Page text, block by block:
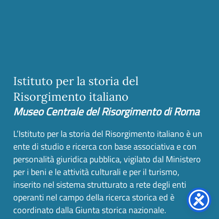
Istituto per la storia del
Risorgimento italiano
Museo Centrale del Risorgimento di Roma
L’Istituto per la storia del Risorgimento italiano è un
ente di studio e ricerca con base associativa e con
personalità giuridica pubblica, vigilato dal Ministero
per i beni e le attività culturali e per il turismo,
inserito nel sistema strutturato a rete degli enti
operanti nel campo della ricerca storica ed è
coordinato dalla Giunta storica nazionale.